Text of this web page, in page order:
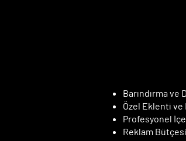
Barındırma
Özel Eklenti
Profesyonel
Reklam